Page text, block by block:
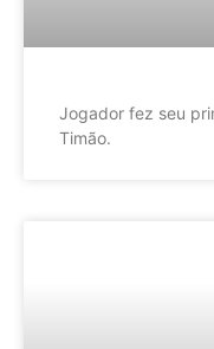
Jogador fez seu
Timão.